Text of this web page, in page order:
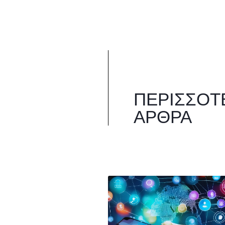
ΆΡΘΡΑ